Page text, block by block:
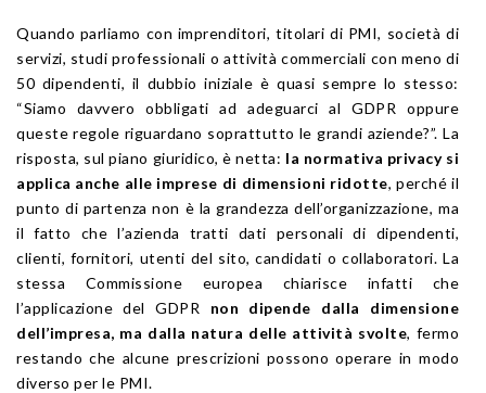
Quando parliamo con imprenditori, titolari di PMI, società di
servizi, studi professionali o attività commerciali con meno di
50 dipendenti, il dubbio iniziale è quasi sempre lo stesso:
“Siamo davvero obbligati ad adeguarci al GDPR oppure
queste regole riguardano soprattutto le grandi aziende?”. La
risposta, sul piano giuridico, è netta: la normativa privacy si
applica anche alle imprese di dimensioni ridotte, perché il
punto di partenza non è la grandezza dell’organizzazione, ma
il fatto che l’azienda tratti dati personali di dipendenti,
clienti, fornitori, utenti del sito, candidati o collaboratori. La
stessa Commissione europea chiarisce infatti che
l’applicazione del GDPR non dipende dalla dimensione
dell’impresa, ma dalla natura delle attività svolte, fermo
restando che alcune prescrizioni possono operare in modo
diverso per le PMI.